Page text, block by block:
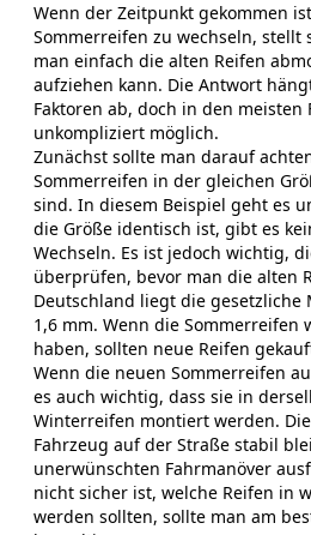
Wenn der Zeitpunkt gekommen
Sommerreifen zu wechseln, stellt
man einfach die alten Reifen
aufziehen kann. Die Antwort
Faktoren ab, doch in den meisten
unkompliziert möglich.
Zunächst sollte man darauf
Sommerreifen in der gleichen
sind. In diesem Beispiel geht es
die Größe identisch ist, gibt es
Wechseln. Es ist jedoch wichtig,
überprüfen, bevor man die alten
Deutschland liegt die
1,6 mm. Wenn die Sommerreifen
haben, sollten neue Reifen
Wenn die neuen Sommerreifen
es auch wichtig, dass sie in
Winterreifen montiert werden.
Fahrzeug auf der Straße stabil
unerwünschten Fahrmanöver
nicht sicher ist, welche Reifen in
werden sollten, sollte man am